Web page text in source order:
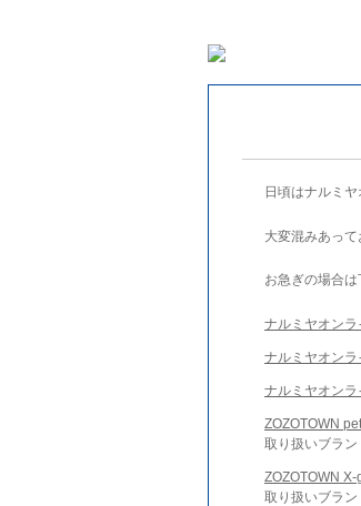
日頃はナルミ
大変混みあっ
お急ぎの場合は
ナルミヤオン
ナルミヤオン
ナルミヤオン
ZOZOTOWN
取り扱いブラ
ZOZOTOWN
取り扱いブラ